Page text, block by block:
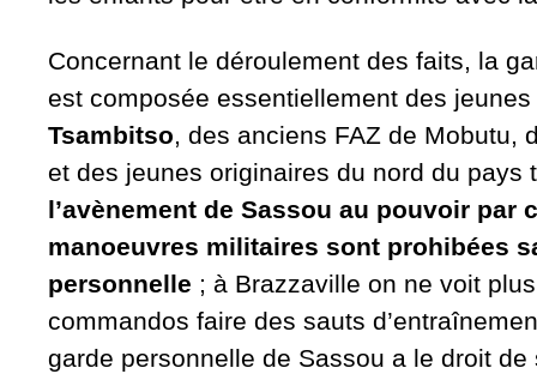
Concernant le déroulement des faits, la
est composée essentiellement des
Tsambitso, des anciens FAZ de Mobutu,
et des jeunes originaires du nord du
l’avènement de Sassou au pouvoir par
manoeuvres militaires sont prohibées
personnelle ; à Brazzaville on ne voit
commandos faire des sauts
garde personnelle de Sassou a le droit de